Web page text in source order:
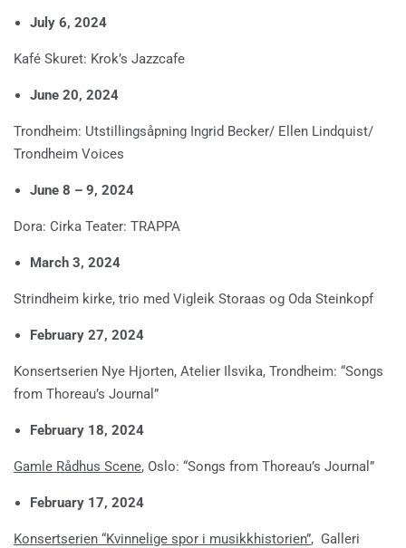
July 6, 2024
Kafé Skuret: Krok’s Jazzcafe
June 20, 2024
Trondheim: Utstillingsåpning Ingrid Becker/ Ellen Lindquist/
Trondheim Voices
June 8 – 9, 2024
Dora: Cirka Teater: TRAPPA
March 3, 2024
Strindheim kirke, trio med Vigleik Storaas og Oda Steinkopf
February 27, 2024
Konsertserien Nye Hjorten, Atelier Ilsvika, Trondheim: “Songs
from Thoreau’s Journal”
February 18, 2024
Gamle Rådhus Scene, Oslo: “Songs from Thoreau’s Journal”
February 17, 2024
Konsertserien “Kvinnelige spor i musikkhistorien”, Galleri